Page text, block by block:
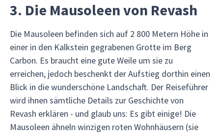
3. Die Mausoleen von Revash
Die Mausoleen befinden sich auf 2 800 Metern Höhe in
einer in den Kalkstein gegrabenen Grotte im Berg
Carbon. Es braucht eine gute Weile um sie zu
erreichen, jedoch beschenkt der Aufstieg dorthin einen
Blick in die wunderschöne Landschaft. Der Reiseführer
wird ihnen sämtliche Details zur Geschichte von
Revash erklären - und glaub uns: Es gibt einige! Die
Mausoleen ähneln winzigen roten Wohnhäusern (sie